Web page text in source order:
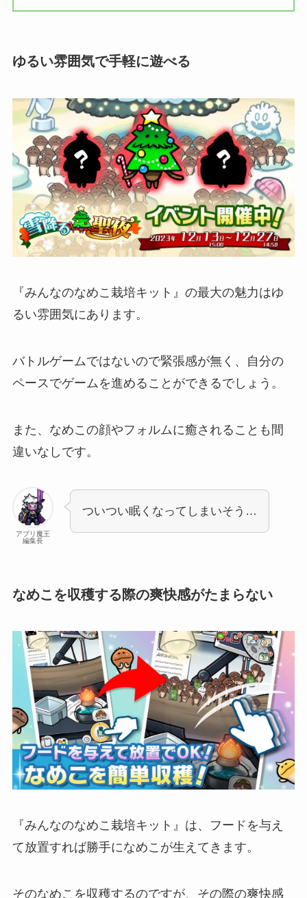
ゆるい雰囲気で手軽に遊べる
『みんなのなめこ栽培キット』の最大の魅力はゆ
るい雰囲気にあります。
バトルゲームではないので緊張感が無く、自分の
ペースでゲームを進めることができるでしょう。
また、なめこの顔やフォルムに癒されることも間
違いなしです。
アプリ魔王
編集長
ついつい眠くなってしまいそう…
なめこを収穫する際の爽快感がたまらない
『みんなのなめこ栽培キット』は、フードを与え
て放置すれば勝手になめこが生えてきます。
そのなめこを収穫するのですが、その際の爽快感